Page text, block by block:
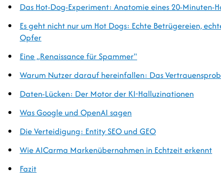
Das Hot-Dog-Experiment: Anatomie eines 20-Minuten-
Es geht nicht nur um Hot Dogs: Echte Betrügereien,
Opfer
Eine „Renaissance für Spammer"
Warum Nutzer darauf hereinfallen: Das
Daten-Lücken: Der Motor der KI-Halluzinationen
Was Google und OpenAI sagen
Die Verteidigung: Entity SEO und GEO
Wie AICarma Markenübernahmen in Echtzeit erkennt
Fazit